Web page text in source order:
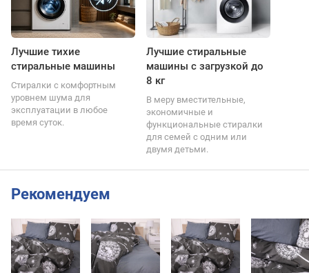
Лучшие тихие
стиральные машины
Стиралки с комфортным
уровнем шума для
эксплуатации в любое
время суток.
Лучшие стиральные
машины с загрузкой до
8 кг
В меру вместительные,
экономичные и
функциональные стиралки
для семей с одним или
двумя детьми.
Рекомендуем